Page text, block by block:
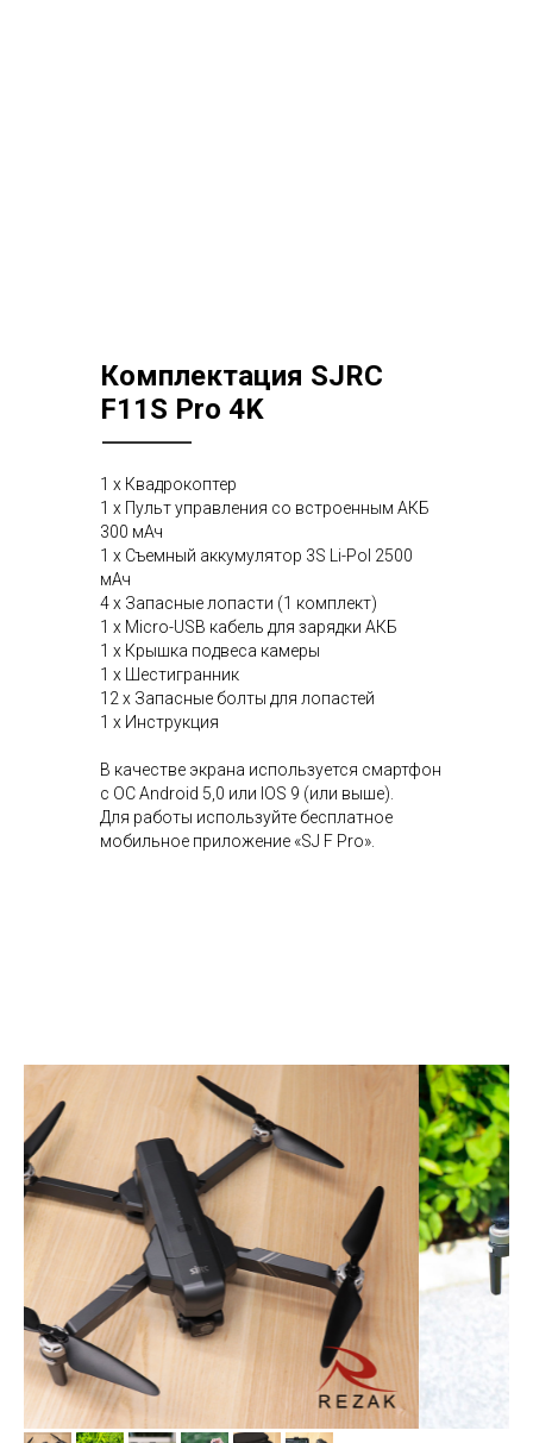
Комплектация SJRC
F11S Pro 4K
1 х Квадрокоптер
1 х Пульт управления cо встроенным АКБ
300 мАч
1 х Съемный аккумулятор 3S Li-Pol 2500
мАч
4 х Запасные лопасти (1 комплект)
1 x Micro-USB кабель для зарядки АКБ
1 x Крышка подвеса камеры
1 x Шестигранник
12 x Запасные болты для лопастей
1 х Инструкция
В качестве экрана используется смартфон
с ОС Android 5,0 или IOS 9 (или выше).
Для работы используйте бесплатное
мобильное приложение «SJ F Pro».